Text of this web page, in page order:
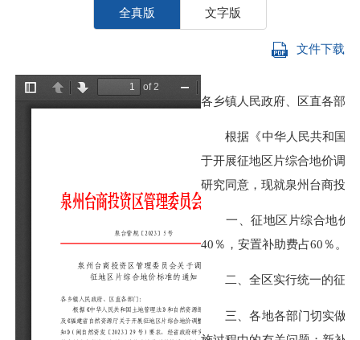
全真版 文字版
文件下载
各乡镇人民政府、区直各部门
根据《中华人民共和国土
于开展征地区片综合地价调
研究同意，现就泉州台商投
一、征地区片综合地价由
40％，安置补助费占60％。
二、全区实行统一的征地
三、各地各部门切实做好